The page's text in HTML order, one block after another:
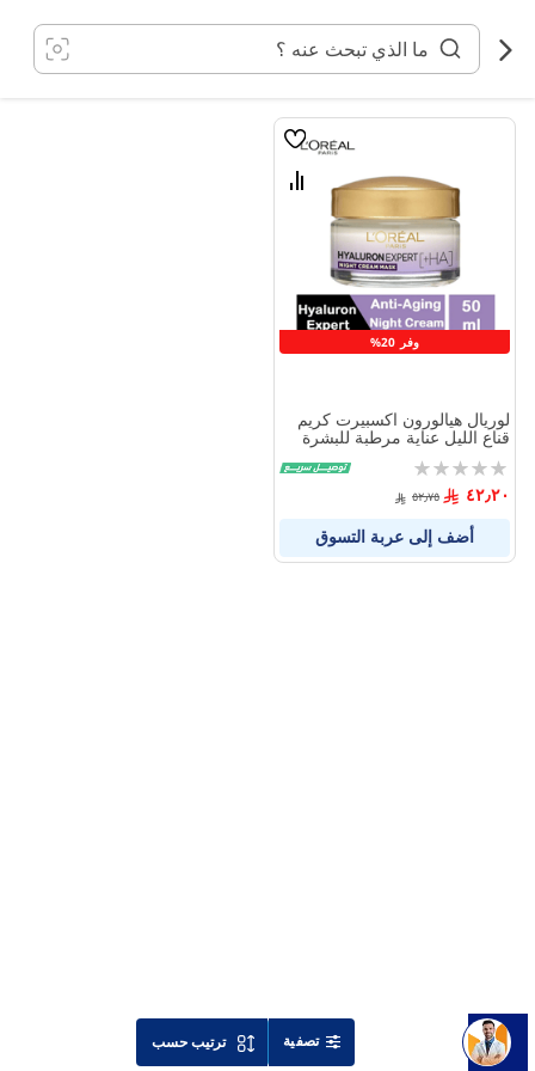
المحتوى
ترتيب حسب
وفر 20%
قائمة
قارن
لوريال هيالورون اكسبيرت كريم
قناع الليل عناية مرطبة للبشرة
50 مل
Rating:
0%
٤٢٫٢٠ ٥٢٫٧٥
أضف إلى عربة التسوق
تصفية